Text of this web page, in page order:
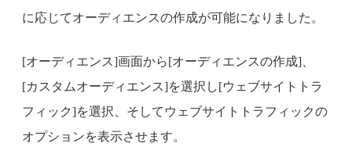
に応じてオーディエンスの作成が可能になりました。
[オーディエンス]画面から[オーディエンスの作成]、
[カスタムオーディエンス]を選択し[ウェブサイトトラ
フィック]を選択、そしてウェブサイトトラフィックの
オプションを表示させます。